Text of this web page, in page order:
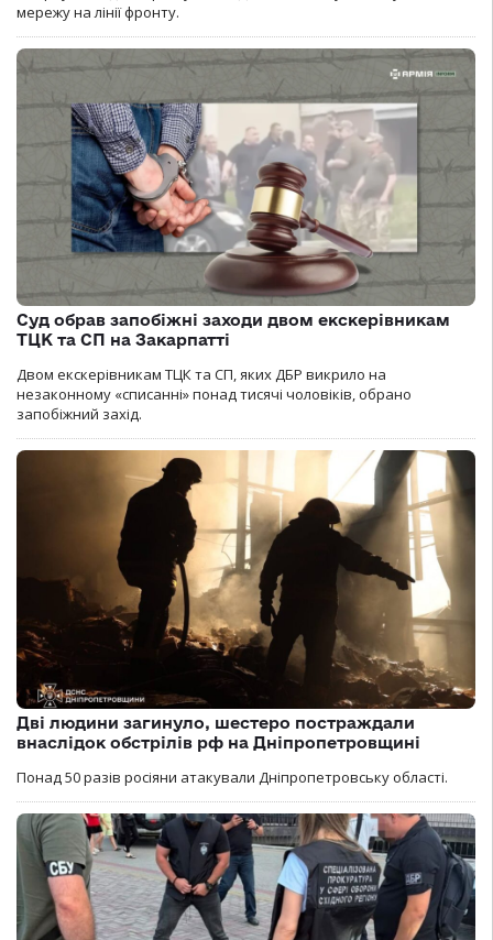
мережу на лінії фронту.
Суд обрав запобіжні заходи двом екскерівникам
ТЦК та СП на Закарпатті
Двом екскерівникам ТЦК та СП, яких ДБР викрило на
незаконному «списанні» понад тисячі чоловіків, обрано
запобіжний захід.
Дві людини загинуло, шестеро постраждали
внаслідок обстрілів рф на Дніпропетровщині
Понад 50 разів росіяни атакували Дніпропетровську області.